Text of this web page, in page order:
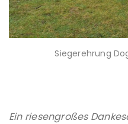
Siegerehrung
Ein riesengroßes